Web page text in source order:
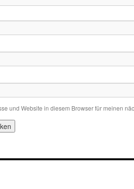
und Website in diesem Browser für meinen